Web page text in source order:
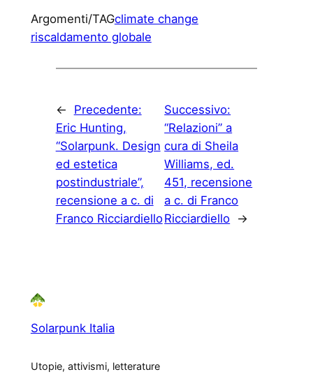
Argomenti/TAGclimate change
riscaldamento globale
←
Precedente:
Eric Hunting,
“Solarpunk. Design
ed estetica
postindustriale”,
recensione a c. di
Franco Ricciardiello
Successivo:
“Relazioni” a
cura di Sheila
Williams, ed.
451, recensione
a c. di Franco
Ricciardiello →
Solarpunk Italia
Utopie, attivismi, letterature